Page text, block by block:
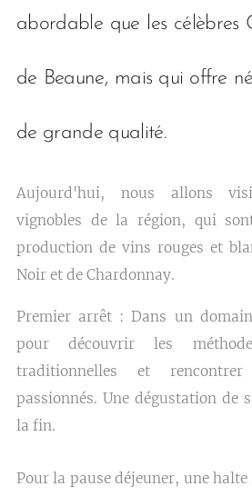
abordable que les célèbres
de Beaune, mais qui offre
de grande qualité.
Aujourd'hui, nous allons
vignobles de la région, qui
production de vins rouges et
Noir et de Chardonnay.
Premier arrêt : Dans un
pour découvrir les
traditionnelles et
passionnés. Une dégustation de
la fin.
Pour la pause déjeuner, une